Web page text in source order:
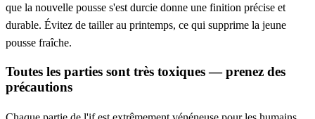
que la nouvelle pousse s'est durcie donne une finition précise et
durable. Évitez de tailler au printemps, ce qui supprime la jeune
pousse fraîche.
Toutes les parties sont très toxiques — prenez des
précautions